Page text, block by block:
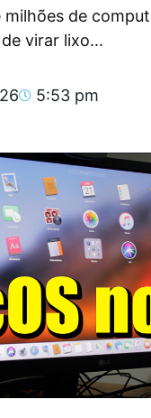
milhões de
virar lixo...
5:53 pm